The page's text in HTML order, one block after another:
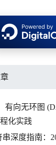
有向无环图
化实践
串深度指南：